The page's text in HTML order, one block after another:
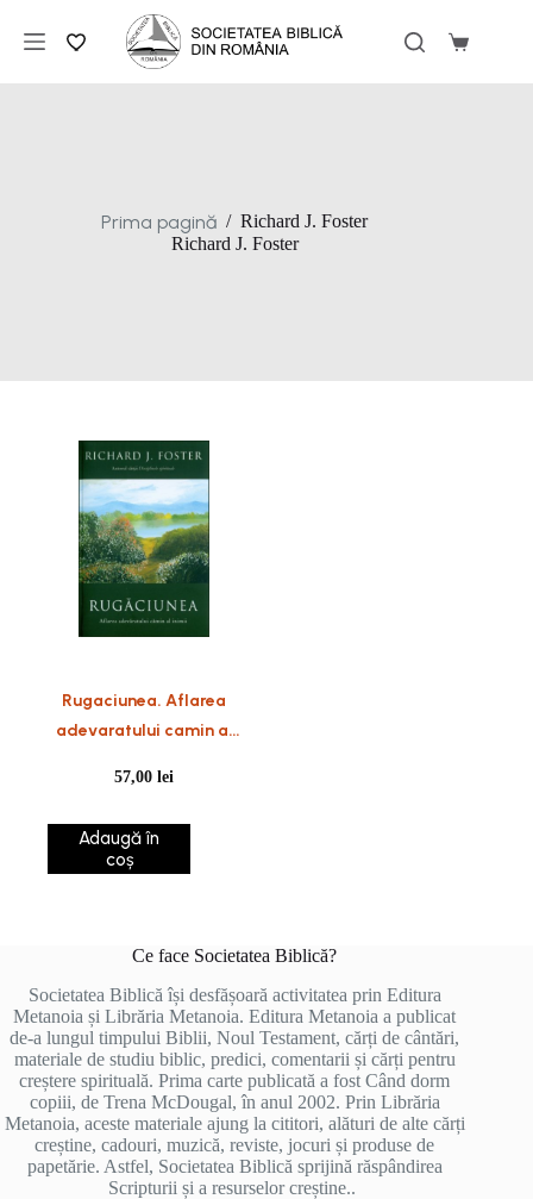
conținut
Coș
Prima pagină / Richard J. Foster
Richard J. Foster
Rugaciunea. Aflarea
adevaratului camin al
57,00lei
Adaugă în
coș
Ce face Societatea Biblică?
Societatea Biblică își desfășoară activitatea prin Editura
Metanoia și Librăria Metanoia. Editura Metanoia a publicat
de-a lungul timpului Biblii, Noul Testament, cărți de cântări,
materiale de studiu biblic, predici, comentarii și cărți pentru
creștere spirituală. Prima carte publicată a fost Când dorm
copiii, de Trena McDougal, în anul 2002. Prin Librăria
Metanoia, aceste materiale ajung la cititori, alături de alte cărți
creștine, cadouri, muzică, reviste, jocuri și produse de
papetărie. Astfel, Societatea Biblică sprijină răspândirea
Scripturii și a resurselor creștine..